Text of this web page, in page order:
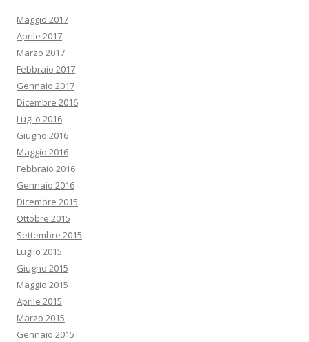
Maggio 2017
Aprile 2017
Marzo 2017
Febbraio 2017
Gennaio 2017
Dicembre 2016
Luglio 2016
Giugno 2016
Maggio 2016
Febbraio 2016
Gennaio 2016
Dicembre 2015
Ottobre 2015
Settembre 2015
Luglio 2015
Giugno 2015
Maggio 2015
Aprile 2015
Marzo 2015
Gennaio 2015